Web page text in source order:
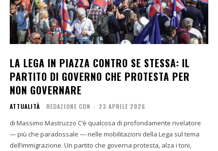
LA LEGA IN PIAZZA CONTRO SE STESSA: IL
PARTITO DI GOVERNO CHE PROTESTA PER
NON GOVERNARE
ATTUALITÀ REDAZIONE CDN - 23 APRILE 2026
di Massimo Mastruzzo C’è qualcosa di profondamente rivelatore
— più che paradossale — nelle mobilitazioni della Lega sul tema
dell’immigrazione. Un partito che governa protesta, alza i toni,